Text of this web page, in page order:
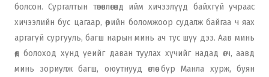
болсон. Сургалтын төлөвлөгөөнд ийм хичээлүүд байхгүй учраас
хичээлийн бус цагаар, өөрийн боломжоор судалж байгаа ч яах
аргагүй сургууль, багш нарын минь ач тус шүү дээ. Аав минь
өөд болоход хүнд үеийг даван туулах хүчийг надад өгч, аавд
минь зориулж багш, оюутнууд өглөө бүр Манла хурж, буян